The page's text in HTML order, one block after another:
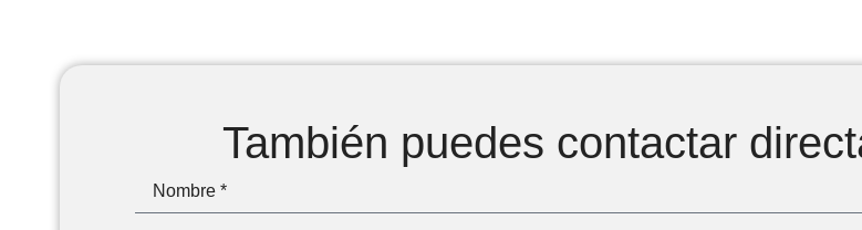
También puedes contactar